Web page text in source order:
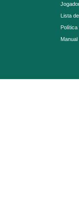
Lista
Política